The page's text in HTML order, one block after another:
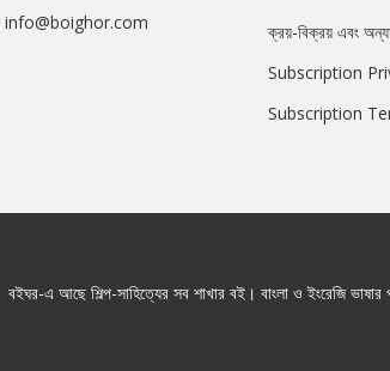
info@boighor.com
ক্রয়-বিক্রয় এবং
Subscription
Subscription
বইঘর-এ আছে শিল্প-সাহিত্যের সব শাখার বই। বাংলা ও ইংরেজি